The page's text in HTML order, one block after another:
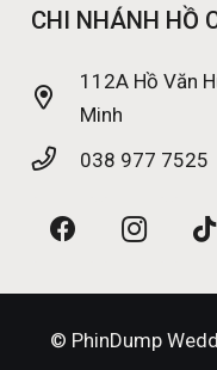
CHI NHÁNH HỒ
112A Hồ Văn
Minh
038 977 7525
© PhinDump